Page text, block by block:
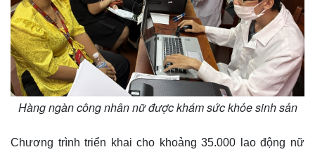
Thế giới
Quan sát
Hồ sơ
Multimedia
Video
E-Magazine
Hàng ngàn công nhân nữ được khám sức khỏe sinh sản
Chương trình triển khai cho khoảng 35.000 lao động nữ